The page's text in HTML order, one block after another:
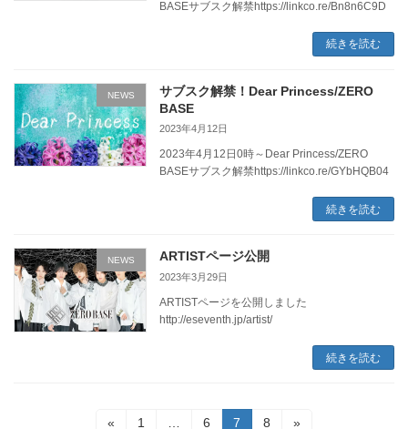
BASEサブスク解禁https://linkco.re/Bn8n6C9D
続きを読む
NEWS
サブスク解禁！Dear Princess/ZERO
BASE
2023年4月12日
2023年4月12日0時～Dear Princess/ZERO
BASEサブスク解禁https://linkco.re/GYbHQB04
続きを読む
NEWS ARTISTページ公開
2023年3月29日
ARTISTページを公開しました
http://eseventh.jp/artist/
続きを読む
« 固1 … 固
6 固
7 固
8 »